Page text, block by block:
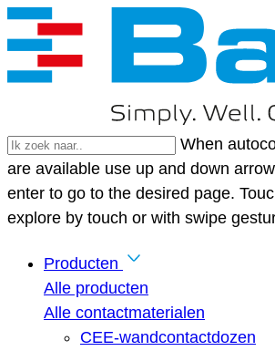
When
are available use up and down
enter to go to the desired page.
explore by touch or with swipe
Producten
Alle producten
Alle contactmaterialen
CEE-wandcontactdozen